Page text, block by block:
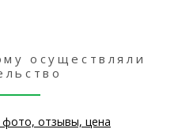
осуществляли